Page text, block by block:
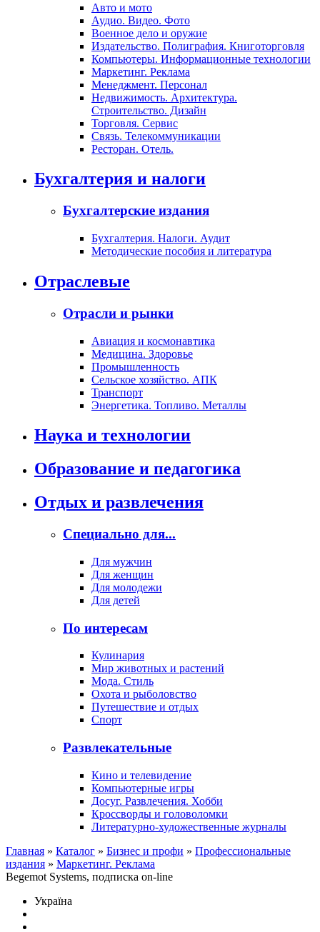
Авто и мото
Аудио. Видео. Фото
Военное дело и оружие
Издательство. Полиграфия. Книготорговля
Компьютеры. Информационные технологии
Маркетинг. Реклама
Менеджмент. Персонал
Недвижимость. Архитектура.
Строительство. Дизайн
Торговля. Сервис
Связь. Телекоммуникации
Ресторан. Отель.
Бухгалтерия и налоги
Бухгалтерские издания
Бухгалтерия. Налоги. Аудит
Методические пособия и литература
Отраслевые
Отрасли и рынки
Авиация и космонавтика
Медицина. Здоровье
Промышленность
Сельское хозяйство. АПК
Транспорт
Энергетика. Топливо. Металлы
Наука и технологии
Образование и педагогика
Отдых и развлечения
Специально для...
Для мужчин
Для женщин
Для молодежи
Для детей
По интересам
Кулинария
Мир животных и растений
Мода. Стиль
Охота и рыболовство
Путешествие и отдых
Спорт
Развлекательные
Кино и телевидение
Компьютерные игры
Досуг. Развлечения. Хобби
Кроссворды и головоломки
Литературно-художественные журналы
Главная » Каталог » Бизнес и профи » Профессиональные
издания » Маркетинг. Реклама
Begemot Systems, подписка on-line
Україна